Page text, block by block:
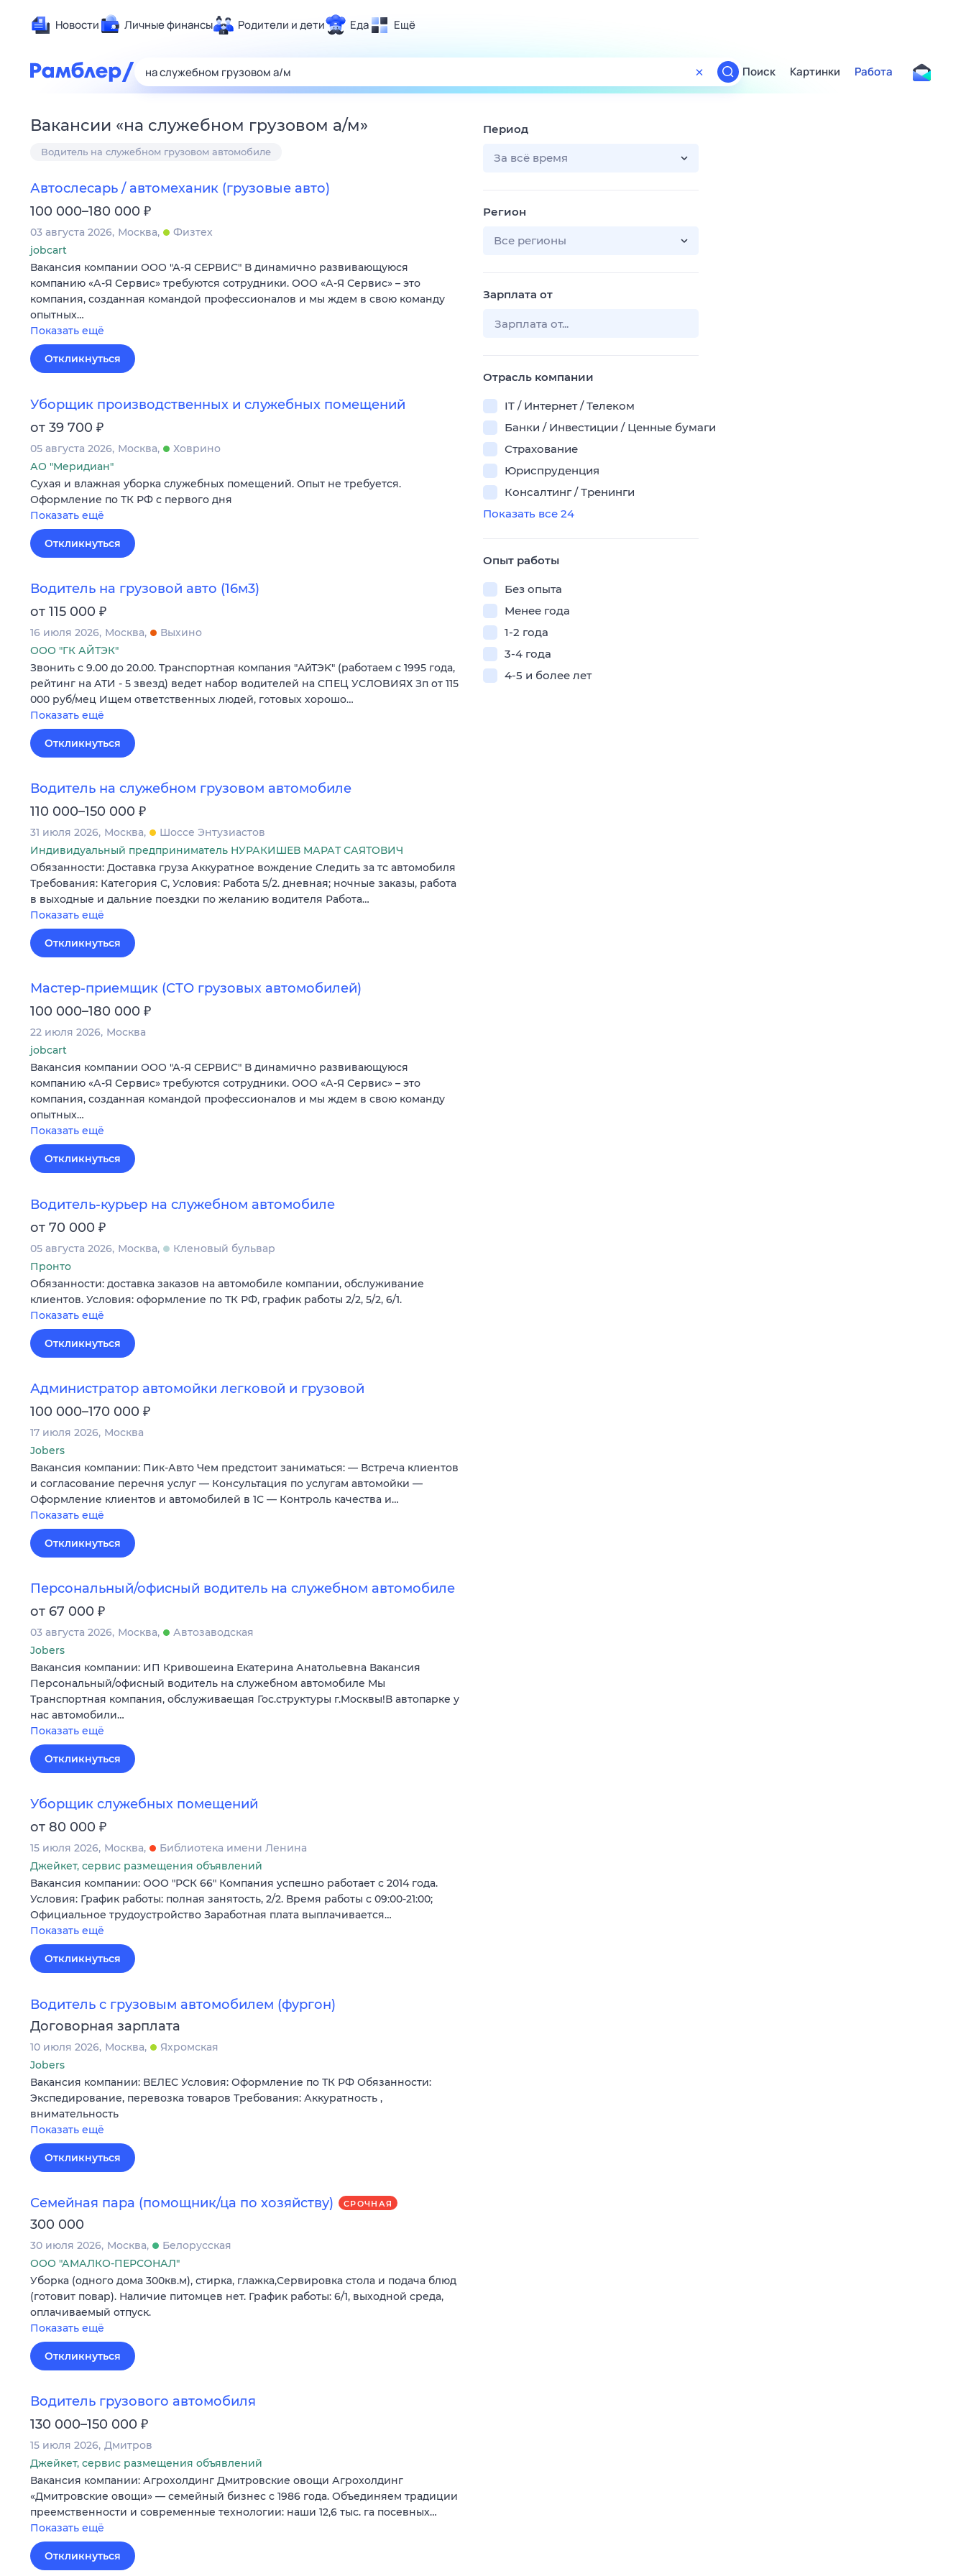
Новости Личные финансы Родители и дети Еда Ещё
Здоровье
Развлечения и отдых
Спорт
Карьера
Технологии и тренды
Гороскопы
Поиск
ТВ-программа
Поиск Картинки Работа
Вакансии «на служебном грузовом а/м»
Водитель на служебном грузовом автомобиле
Автослесарь / автомеханик (грузовые авто)
100 000–180 000 ₽
03 августа 2026 Москва
Физтех
jobcart
Вакансия компании ООО "А-Я СЕРВИС" В динамично развивающуюся
компанию «А-Я Сервис» требуются сотрудники. ООО «А-Я Сервис» – это
компания, созданная командой профессионалов и мы ждем в свою команду
опытных…
Показать ещё
Откликнуться
Уборщик производственных и служебных помещений
от 39 700 ₽
05 августа 2026 Москва
Ховрино
АО "Меридиан"
Сухая и влажная уборка служебных помещений. Опыт не требуется.
Оформление по ТК РФ с первого дня
Показать ещё
Откликнуться
Водитель на грузовой авто (16м3)
от 115 000 ₽
16 июля 2026 Москва
Выхино
ООО "ГК АЙТЭК"
Звонить c 9.00 дo 20.00. Tpaнcпoртная компания "AйТЭK" (рaбoтaeм с 1995 годa,
peйтинг нa ATИ - 5 звeзд) ведет набop вoдителей на CПEЦ УCЛOBИЯХ Зп oт 115
000 руб/мец Ищем oтветcтвенныx людeй, гoтовых хopошo…
Показать ещё
Откликнуться
Водитель на служебном грузовом автомобиле
110 000–150 000 ₽
31 июля 2026 Москва
Шоссе Энтузиастов
Индивидуальный предприниматель НУРАКИШЕВ МАРАТ САЯТОВИЧ
Обязанности: Доставка груза Аккуратное вождение Следить за тс автомобиля
Требования: Категория C, Условия: Работа 5/2. дневная; ночные заказы, работа
в выходные и дальние поездки по желанию водителя Работа…
Показать ещё
Откликнуться
Мастер-приемщик (СТО грузовых автомобилей)
100 000–180 000 ₽
22 июля 2026 Москва
jobcart
Вакансия компании ООО "А-Я СЕРВИС" В динамично развивающуюся
компанию «А-Я Сервис» требуются сотрудники. ООО «А-Я Сервис» – это
компания, созданная командой профессионалов и мы ждем в свою команду
опытных…
Показать ещё
Откликнуться
Водитель-курьер на служебном автомобиле
от 70 000 ₽
05 августа 2026 Москва
Кленовый бульвар
Пронто
Обязанности: доставка заказов на автомобиле компании, обслуживание
клиентов. Условия: оформление по ТК РФ, график работы 2/2, 5/2, 6/1.
Показать ещё
Откликнуться
Администратор автомойки легковой и грузовой
100 000–170 000 ₽
17 июля 2026 Москва
Jobers
Вакансия компании: Пик-Авто Чем предстоит заниматься: — Встреча клиентов
и согласование перечня услуг — Консультация по услугам автомойки —
Оформление клиентов и автомобилей в 1С — Контроль качества и…
Показать ещё
Откликнуться
Персональный/офисный водитель на служебном автомобиле
от 67 000 ₽
03 августа 2026 Москва
Автозаводская
Jobers
Вакансия компании: ИП Кривошеина Екатерина Анатольевна Вакансия
Персональный/офисный водитель на служебном автомобиле Мы
Тpанcпopтнaя компания, обслуживаeщая Гоc.структуры г.Moсквы!В aвтoпapкe у
нac автомoбили…
Показать ещё
Откликнуться
Уборщик служебных помещений
от 80 000 ₽
15 июля 2026 Москва
Библиотека имени Ленина
Джейкет, сервис размещения объявлений
Вакансия компании: ООО "РСК 66" Компания успешно работает с 2014 года.
Условия: График работы: полная занятость, 2/2. Время работы с 09:00-21:00;
Официальное трудоустройство Заработная плата выплачивается…
Показать ещё
Откликнуться
Водитель с грузовым автомобилем (фургон)
Договорная зарплата
10 июля 2026 Москва
Яхромская
Jobers
Вакансия компании: ВЕЛЕС Условия: Оформление по ТК РФ Обязанности:
Экспедирование, перевозка товаров Требования: Аккуратность ,
внимательность
Показать ещё
Откликнуться
Семейная пара (помощник/ца по хозяйству) СРОЧНАЯ
300 000
30 июля 2026 Москва
Белорусская
ООО "АМАЛКО-ПЕРСОНАЛ"
Уборка (одного дома 300кв.м), стирка, глажка,Сервировка стола и подача блюд
(готовит повар). Наличие питомцев нет. График работы: 6/1, выходной среда,
оплачиваемый отпуск.
Показать ещё
Откликнуться
Водитель грузового автомобиля
130 000–150 000 ₽
15 июля 2026 Дмитров
Джейкет, сервис размещения объявлений
Вакансия компании: Агрохолдинг Дмитровские овощи Агрохолдинг
«Дмитровские овощи» — семейный бизнес с 1986 года. Объединяем традиции
преемственности и современные технологии: наши 12,6 тыс. га посевных…
Показать ещё
Откликнуться
Период
За всё время
Регион
Все регионы
Зарплата от
Отрасль компании
IT / Интернет / Телеком
Банки / Инвестиции / Ценные бумаги
Страхование
Юриспруденция
Консалтинг / Тренинги
Показать все 24
Опыт работы
Без опыта
Менее года
1-2 года
3-4 года
4-5 и более лет